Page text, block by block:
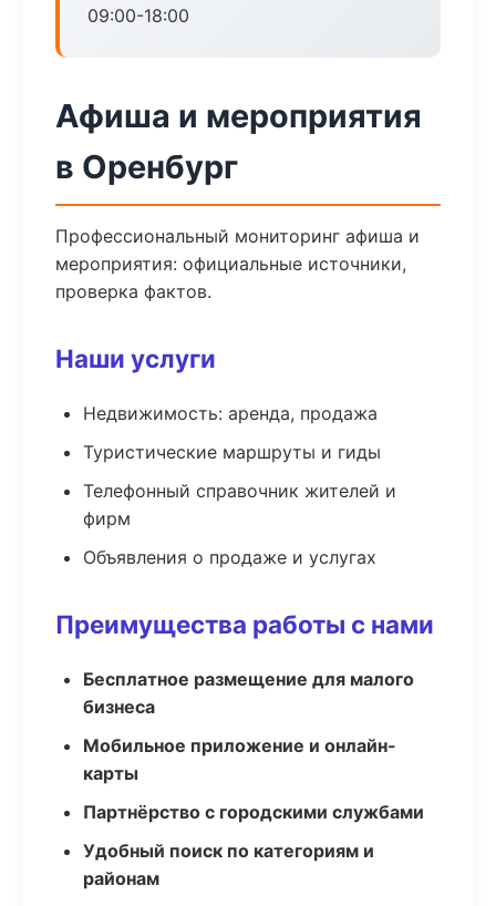
09:00-18:00
Афиша и мероприятия
в Оренбург
Профессиональный мониторинг афиша и
мероприятия: официальные источники,
проверка фактов.
Наши услуги
Недвижимость: аренда, продажа
Туристические маршруты и гиды
Телефонный справочник жителей и
фирм
Объявления о продаже и услугах
Преимущества работы с нами
Бесплатное размещение для малого
бизнеса
Мобильное приложение и онлайн-
карты
Партнёрство с городскими службами
Удобный поиск по категориям и
районам